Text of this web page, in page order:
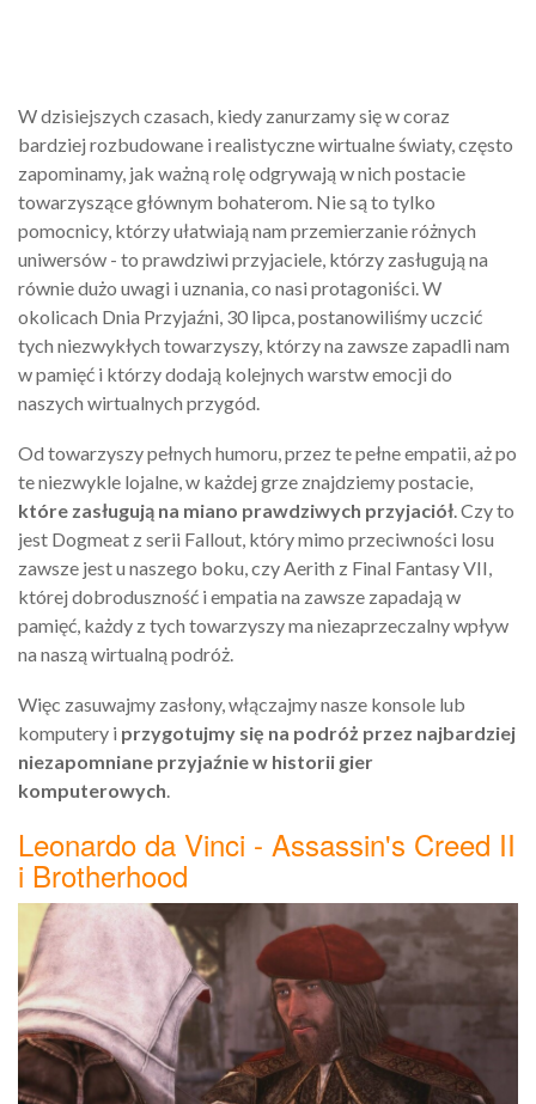
W dzisiejszych czasach, kiedy zanurzamy się w coraz
bardziej rozbudowane i realistyczne wirtualne światy, często
zapominamy, jak ważną rolę odgrywają w nich postacie
towarzyszące głównym bohaterom. Nie są to tylko
pomocnicy, którzy ułatwiają nam przemierzanie różnych
uniwersów - to prawdziwi przyjaciele, którzy zasługują na
równie dużo uwagi i uznania, co nasi protagoniści. W
okolicach Dnia Przyjaźni, 30 lipca, postanowiliśmy uczcić
tych niezwykłych towarzyszy, którzy na zawsze zapadli nam
w pamięć i którzy dodają kolejnych warstw emocji do
naszych wirtualnych przygód.
Od towarzyszy pełnych humoru, przez te pełne empatii, aż po
te niezwykle lojalne, w każdej grze znajdziemy postacie,
które zasługują na miano prawdziwych przyjaciół . Czy to
jest Dogmeat z serii Fallout, który mimo przeciwności losu
zawsze jest u naszego boku, czy Aerith z Final Fantasy VII,
której dobroduszność i empatia na zawsze zapadają w
pamięć, każdy z tych towarzyszy ma niezaprzeczalny wpływ
na naszą wirtualną podróż.
Więc zasuwajmy zasłony, włączajmy nasze konsole lub
komputery i przygotujmy się na podróż przez najbardziej
niezapomniane przyjaźnie w historii gier
komputerowych
Leonardo da Vinci - Assassin's Creed II
i Brotherhood